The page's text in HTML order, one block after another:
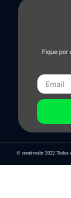
Fique por
© creativosbr 2022 Todos